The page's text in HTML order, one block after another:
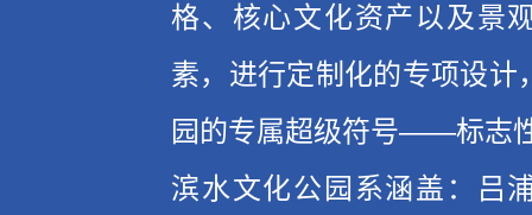
格、核心文化资产以及景
素，进行定制化的专项设计
园的专属超级符号——标志
滨水文化公园系涵盖：吕